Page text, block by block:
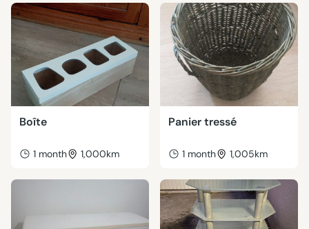
Boîte
1 month 1,000km
Panier tressé
1 month 1,005km